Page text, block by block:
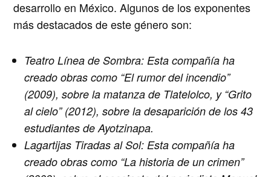
desarrollo en México. Algunos de los exponentes
más destacados de este género son:
Teatro Línea de Sombra: Esta compañía ha
creado obras como “El rumor del incendio”
(2009), sobre la matanza de Tlatelolco, y “Grito
al cielo” (2012), sobre la desaparición de los 43
estudiantes de Ayotzinapa.
Lagartijas Tiradas al Sol: Esta compañía ha
creado obras como “La historia de un crimen”